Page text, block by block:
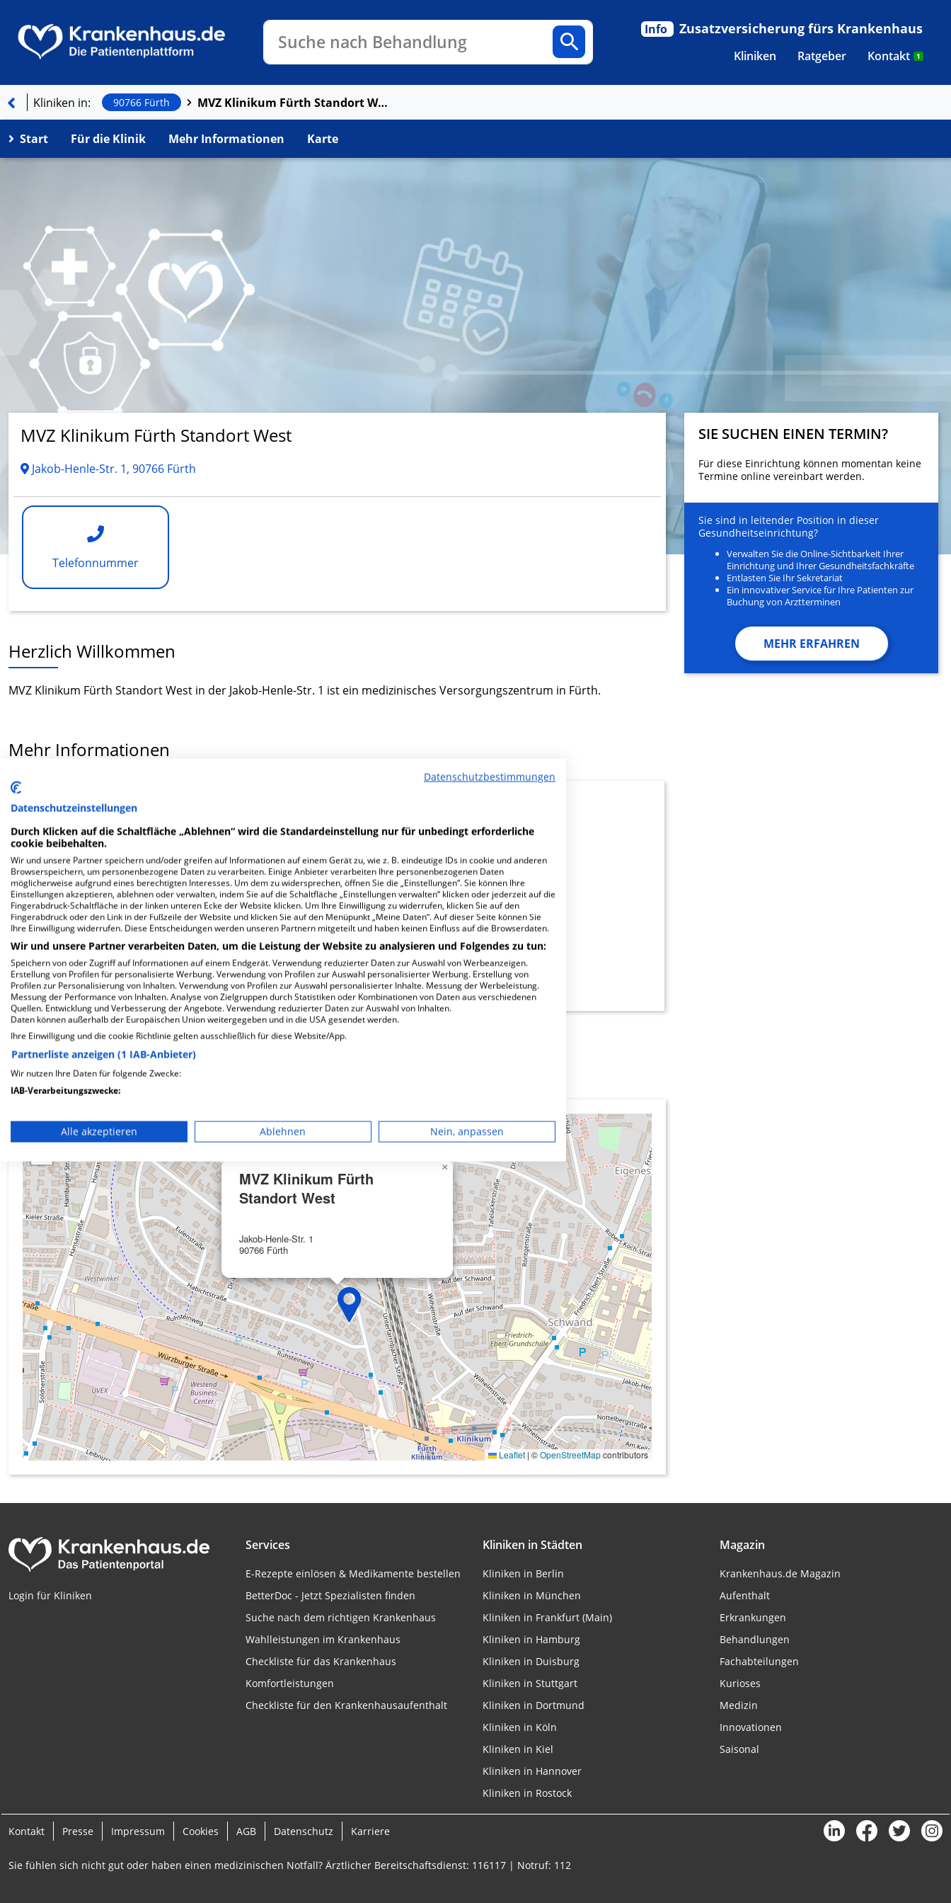
Suche nach Behandlung
Kliniken
Ratgeber Kontakt 1
Info Zusatzversicherung fürs Krankenhaus
Kliniken in: 90766 Fürth MVZ Klinikum Fürth Standort West
Start Für die Klinik Mehr Informationen Karte
MVZ Klinikum Fürth Standort West
Jakob-Henle-Str. 1, 90766 Fürth
Telefonnummer
SIE SUCHEN EINEN TERMIN?
Für diese Einrichtung können momentan keine
Termine online vereinbart werden.
Sie sind in leitender Position in dieser
Gesundheitseinrichtung?
Verwalten Sie die Online-Sichtbarkeit Ihrer
Einrichtung und Ihrer Gesundheitsfachkräfte
Entlasten Sie Ihr Sekretariat
Ein innovativer Service für Ihre Patienten zur
Buchung von Arztterminen
MEHR ERFAHREN
Herzlich Willkommen
MVZ Klinikum Fürth Standort West in der Jakob-Henle-Str. 1 ist ein medizinisches Versorgungszentrum in Fürth.
Mehr Informationen
FAQ
Hier ﬁnden Sie häuﬁg gestellte Fragen zu dieser Klinik.
Wie lautet die Adresse von MVZ Klinikum Fürth Standort West?
Jakob-Henle-Str. 1
90766 Fürth
Wie ist die Telefonnummer von MVZ Klinikum Fürth Standort West?
Karte
MVZ Klinikum Fürth
Standort West
Jakob-Henle-Str. 1
90766 Fürth
×
Leaflet | ©OpenStreetMapcontributors
Login für Kliniken
Services
E-Rezepte einlösen & Medikamente bestellen
BetterDoc - Jetzt Spezialisten finden
Suche nach dem richtigen Krankenhaus
Wahlleistungen im Krankenhaus
Checkliste für das Krankenhaus
Komfortleistungen
Checkliste für den Krankenhausaufenthalt
Kliniken in Städten
Kliniken in Berlin
Kliniken in München
Kliniken in Frankfurt (Main)
Kliniken in Hamburg
Kliniken in Duisburg
Kliniken in Stuttgart
Kliniken in Dortmund
Kliniken in Köln
Kliniken in Kiel
Kliniken in Hannover
Kliniken in Rostock
Magazin
Krankenhaus.de Magazin
Aufenthalt
Erkrankungen
Behandlungen
Fachabteilungen
Kurioses
Medizin
Innovationen
Saisonal
Kontakt Presse Impressum Cookies AGB Datenschutz Karriere
Sie fühlen sich nicht gut oder haben einen medizinischen Notfall? Ärztlicher Bereitschaftsdienst: 116117 | Notruf: 112
Datenschutzbestimmungen
Datenschutzeinstellungen
Durch Klicken auf die Schaltfläche „Ablehnen“ wird die Standardeinstellung nur für unbedingt erforderliche
cookie beibehalten.
Wir und unsere Partner speichern und/oder greifen auf Informationen auf einem Gerät zu, wie z. B. eindeutige IDs in cookie und anderen
Browserspeichern, um personenbezogene Daten zu verarbeiten. Einige Anbieter verarbeiten Ihre personenbezogenen Daten
möglicherweise aufgrund eines berechtigten Interesses. Um dem zu widersprechen, öffnen Sie die „Einstellungen“. Sie können Ihre
Einstellungen akzeptieren, ablehnen oder verwalten, indem Sie auf die Schaltfläche „Einstellungen verwalten“ klicken oder jederzeit auf die
Fingerabdruck-Schaltfläche in der linken unteren Ecke der Website klicken. Um Ihre Einwilligung zu widerrufen, klicken Sie auf den
Fingerabdruck oder den Link in der Fußzeile der Website und klicken Sie auf den Menüpunkt „Meine Daten“. Auf dieser Seite können Sie
Ihre Einwilligung widerrufen. Diese Entscheidungen werden unseren Partnern mitgeteilt und haben keinen Einfluss auf die Browserdaten.
Wir und unsere Partner verarbeiten Daten, um die Leistung der Website zu analysieren und Folgendes zu tun:
Speichern von oder Zugriff auf Informationen auf einem Endgerät. Verwendung reduzierter Daten zur Auswahl von Werbeanzeigen.
Erstellung von Profilen für personalisierte Werbung. Verwendung von Profilen zur Auswahl personalisierter Werbung. Erstellung von
Profilen zur Personalisierung von Inhalten. Verwendung von Profilen zur Auswahl personalisierter Inhalte. Messung der Werbeleistung.
Messung der Performance von Inhalten. Analyse von Zielgruppen durch Statistiken oder Kombinationen von Daten aus verschiedenen
Quellen. Entwicklung und Verbesserung der Angebote. Verwendung reduzierter Daten zur Auswahl von Inhalten.
Daten können außerhalb der Europäischen Union weitergegeben und in die USA gesendet werden.
Ihre Einwilligung und die cookie Richtlinie gelten ausschließlich für diese Website/App.
Partnerliste anzeigen (1 IAB-Anbieter)
Wir nutzen Ihre Daten für folgende Zwecke:
IAB-Verarbeitungszwecke:
Verwendung reduzierter Daten zur Auswahl von Werbeanzeigen
Erstellung von Profilen für personalisierte Werbung
Verwendung von Profilen zur Auswahl personalisierter Werbung
Erstellung von Profilen zur Personalisierung von Inhalten
Verwendung von Profilen zur Auswahl personalisierter Inhalte
Messung der Werbeleistung
Messung der Performance von Inhalten
Analyse von Zielgruppen durch Statistiken oder Kombinationen von Daten aus
verschiedenen Quellen
Entwicklung und Verbesserung der Angebote
Verwendung reduzierter Daten zur Auswahl von Inhalten
IAB-Besonderheiten:
Verwendung genauer Standortdaten
Notwendig
Performance
Funktional
Alle akzeptieren Ablehnen Nein, anpassen